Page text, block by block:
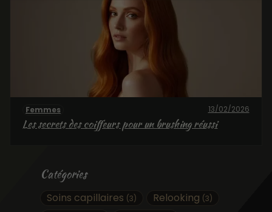
Catégories
Soins capillaires (3) Relooking (3)
Femmes 13/02/2026
Les secrets des coiffeurs pour un brushing réussi